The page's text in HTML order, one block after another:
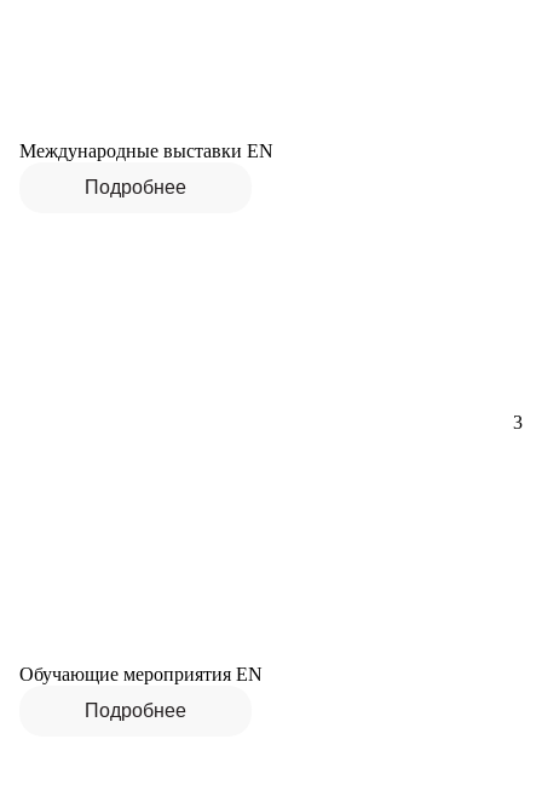
Международные выставки EN
Подробнее
3
Обучающие мероприятия EN
Подробнее